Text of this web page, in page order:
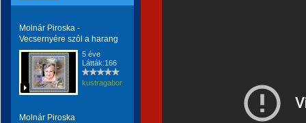
Molnár Piroska -
Vecsernyére szól a harang
5 éve
Látták:166
kustragabor
Molnár Piroska